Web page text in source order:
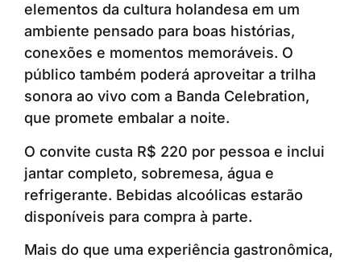
elementos da cultura holandesa em um
ambiente pensado para boas histórias,
conexões e momentos memoráveis. O
público também poderá aproveitar a trilha
sonora ao vivo com a Banda Celebration,
que promete embalar a noite.
O convite custa R$ 220 por pessoa e inclui
jantar completo, sobremesa, água e
refrigerante. Bebidas alcoólicas estarão
disponíveis para compra à parte.
Mais do que uma experiência gastronômica,